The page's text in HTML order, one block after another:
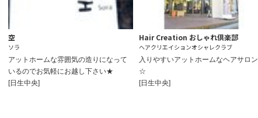
空
ソラ
アットホームな雰囲気の造りになって
いるのでお気軽にお越し下さい★
[日生中央]
Hair Creation おしゃれ倶楽部
ヘアクリエイションオシャレクラブ
入りやすいアットホームなヘアサロン
☆
[日生中央]